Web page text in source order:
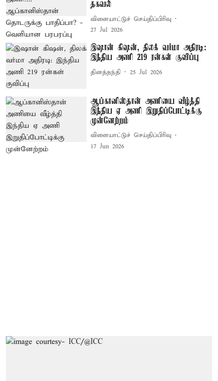
தகவல்
விளையாட்டுச் செய்திப்பிரிவு
27 Jul 2026
இஷான் கிஷன், திலக் வர்மா அதிரடி:
இந்திய அணி 219 ரன்கள் குவிப்பு
தினத்தந்தி 25 Jul 2026
ஆப்கானிஸ்தான் அணியை வீழ்த்தி
இந்திய ஏ அணி இறுதிப்போட்டிக்கு
முன்னேற்றம்
விளையாட்டுச் செய்திப்பிரிவு
17 Jun 2026